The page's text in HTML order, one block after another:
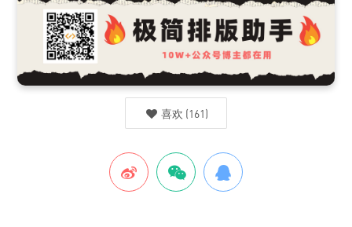
喜欢 (161)